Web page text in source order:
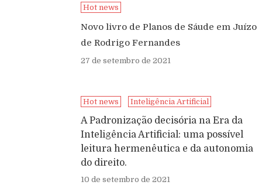
Hot news
Novo livro de Planos de Sáude em Juízo
de Rodrigo Fernandes
27 de setembro de 2021
Hot news Inteligência Artificial
A Padronização decisória na Era da
Inteligência Artificial: uma possível
leitura hermenêutica e da autonomia
do direito.
10 de setembro de 2021